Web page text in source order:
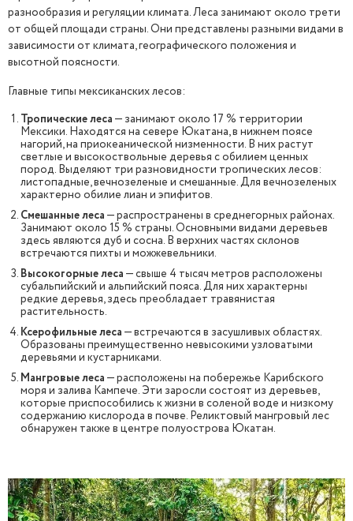
разнообразия и регуляции климата. Леса занимают около трети
от общей площади страны. Они представлены разными видами в
зависимости от климата, географического положения и
высотной поясности.
Главные типы мексиканских лесов:
Тропические леса — занимают около 17 % территории
Мексики. Находятся на севере Юкатана, в нижнем поясе
нагорий, на приокеанической низменности. В них растут
светлые и высокоствольные деревья с обилием ценных
пород. Выделяют три разновидности тропических лесов:
листопадные, вечнозеленые и смешанные. Для вечнозеленых
характерно обилие лиан и эпифитов.
Смешанные леса — распространены в среднегорных районах.
Занимают около 15 % страны. Основными видами деревьев
здесь являются дуб и сосна. В верхних частях склонов
встречаются пихты и можжевельники.
Высокогорные леса — свыше 4 тысяч метров расположены
субальпийский и альпийский пояса. Для них характерны
редкие деревья, здесь преобладает травянистая
растительность.
Ксерофильные леса — встречаются в засушливых областях.
Образованы преимущественно невысокими узловатыми
деревьями и кустарниками.
Мангровые леса — расположены на побережье Карибского
моря и залива Кампече. Эти заросли состоят из деревьев,
которые приспособились к жизни в соленой воде и низкому
содержанию кислорода в почве. Реликтовый мангровый лес
обнаружен также в центре полуострова Юкатан.